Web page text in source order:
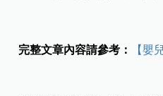
完整文章內容請參考： 【嬰